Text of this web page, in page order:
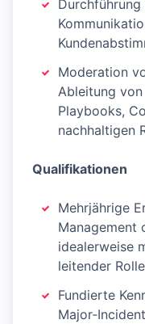
Moderation
Ableitung
Playbooks,
nachhaltigen
Qualifikationen
Mehrjährige
Management
idealerweise
leitender Rolle
Fundierte